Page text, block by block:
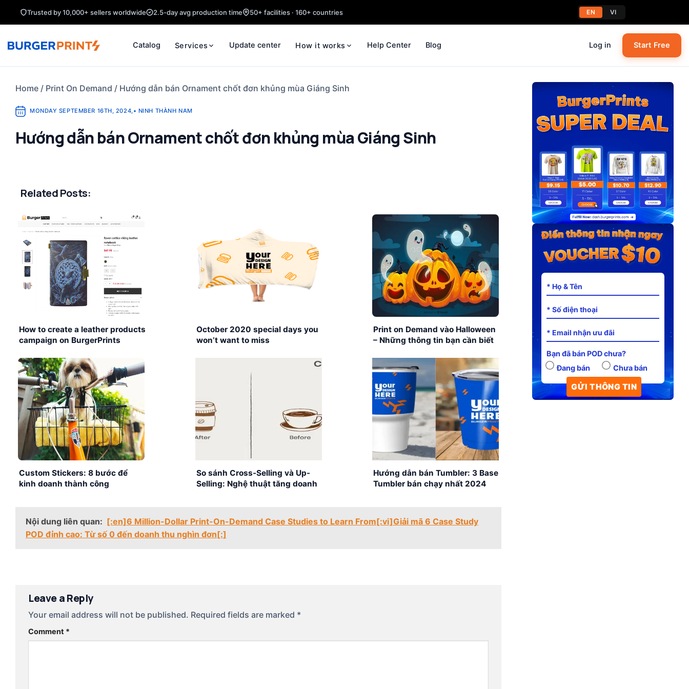
Trusted by 10,000+ sellers worldwide 2.5-day avg production time 50+ facilities · 160+ countries EN VI
Catalog Services Update center How it works Help Center Blog Log in Start Free
Home / Print On Demand / Hướng dẫn bán Ornament chốt đơn khủng mùa Giáng Sinh
MONDAY SEPTEMBER 16TH, 2024,• NINH THÀNH NAM
Hướng dẫn bán Ornament chốt đơn khủng mùa Giáng Sinh
Related Posts:
How to create a leather products
campaign on BurgerPrints
October 2020 special days you
won’t want to miss
Print on Demand vào Halloween
– Những thông tin bạn cần biết
Custom Stickers: 8 bước để
kinh doanh thành công
So sánh Cross-Selling và Up-
Selling: Nghệ thuật tăng doanh
Hướng dẫn bán Tumbler: 3 Base
Tumbler bán chạy nhất 2024
Nội dung liên quan: [:en]6 Million-Dollar Print-On-Demand Case Studies to Learn From[:vi]Giải mã 6 Case Study
POD đỉnh cao: Từ số 0 đến doanh thu nghìn đơn[:]
Leave a Reply
Your email address will not be published. Required fields are marked *
Comment *
Bạn đã bán POD chưa?
Đang bán
Chưa bán